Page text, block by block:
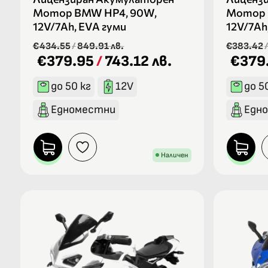
Мотор BMW HP4, 90W,
12V/7Ah, EVA гуми
€434.55/849.91 лв.
€379.95/743.12 лв.
до 50 кг
12V
Едноместни
Наличен
Мотор
12V/
€383.42
до